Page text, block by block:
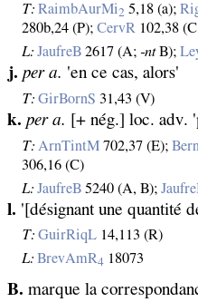
T: RaimbAurMi2 5,18 (a);
280b,24 (P);CervR 102,38
L: JaufreB 2617 (A;‑ntB);
j. per a. 'en ce cas, alors'
T: GirBornS 31,43 (V)
k. per a. [+ nég.] loc. adv.
T: ArnTintM 702,37 (E);
306,16 (C)
L: JaufreB 5240 (A, B);
l. '[désignant une quantité
T: GuirRiqL 14,113 (R)
L: BrevAmR4 18073
B. marque la